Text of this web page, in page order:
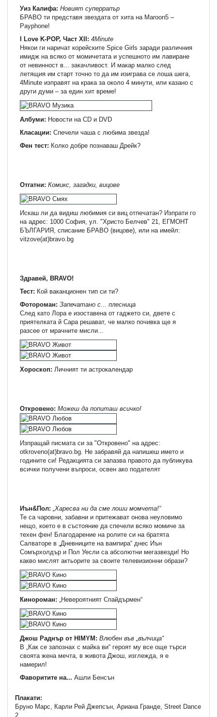
Уиз Калифа: Новият суперрапър
БРАВО ти представя звездата от хита на Maroon5 –
Payphone!
I Love K-POP, Част XII: 4Minute
Някои ги наричат корейските Spice Girls заради различния
имидж на всяко от момичетата и успешното им лавиране
от невинност в... закачливост. И макар малко след
летящия им старт точно то да им изиграва се лоша шега,
4Minute изправят на крака за около 4 минути, или казано с
други думи – за един хит време!
Албуми: Новости на CD и DVD
Класации: Спечели чаша с любима звезда!
Фен тест: Колко добре познаваш Дрейк?
Отгатни: Комикс, загадки, вицове
Искаш ли да видиш любимия си виц отпечатан? Изпрати го
на адрес: 1000 София, ул. "Христо Белчев" 21, ЕГМОНТ
БЪЛГАРИЯ, списание БРАВО (вицове), или на имейл:
vitzove(at)bravo.bg
Здравей, BRAVO!
Тест: Кой ваканционен тип си ти?
Фотороман: Запечатано с... плесница
След като Лора е изоставена от гаджето си, двете с
приятелката й Сара решават, че малко почивка ще я
разсее от мрачните мисли...
Хороскоп: Личният ти астрокалендар
Откровено: Можеш да попиташ всичко!
Изпращай писмата си за "Откровено" на адрес:
otkroveno(at)bravo.bg. Не забравяй да напишеш името и
годините си! Редакцията си запазва правото да публикува
всички получени въпроси, освен ако подателят
Иън&Пол: „Харесва ни да сме лоши момчета!“
Те са чаровни, забавни и притежават онова неуловимо
нещо, което е в състояние да спечели всяко момиче за
техен фен! Благодарение на ролите си на братята
Салваторе в „Дневниците на вампира“ днес Иън
Сомърхолдър и Пол Уесли са абсолютни мегазвезди! Но
какво мислят актьорите за своите телевизионни образи?
Кинороман: „Невероятният Спайдърмен“
Джош Раднър от HIMYM: Влюбен във „вълчица“
В „Как се запознах с майка ви“ героят му все още търси
своята жена мечта, в живота Джош, изглежда, я е
намерил!
Фаворитите на... Ашли Бенсън
Плакати:
Бруно Марс, Карли Рей Джепсън, Ариана Гранде, Street Dance
2